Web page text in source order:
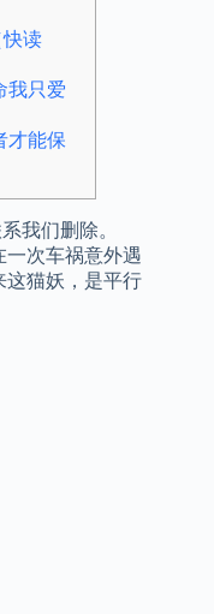
读
我只爱
才能保
我们删除。
一次车祸意外遇
这猫妖，是平行